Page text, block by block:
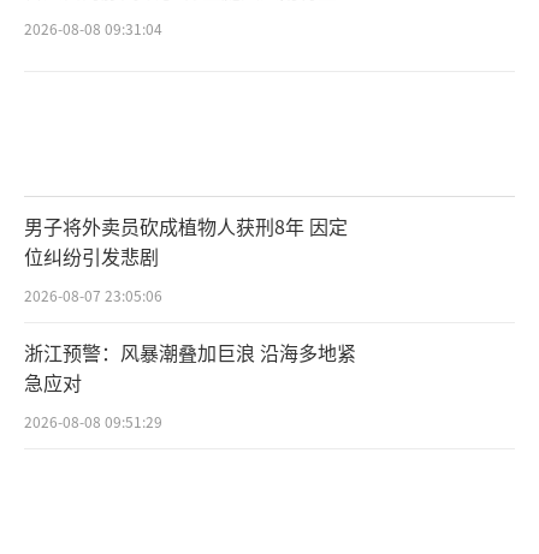
2026-08-08 09:31:04
男子将外卖员砍成植物人获刑8年 因定
位纠纷引发悲剧
2026-08-07 23:05:06
浙江预警：风暴潮叠加巨浪 沿海多地紧
急应对
2026-08-08 09:51:29